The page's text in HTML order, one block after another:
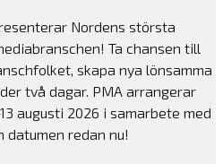
Nordens största
Ta chansen till
skapa nya lönsamma
två dagar. PMA arrangerar
augusti 2026 i samarbete med
datumen redan nu!